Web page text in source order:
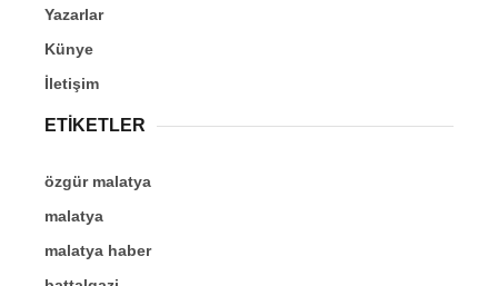
Yazarlar
Künye
İletişim
ETİKETLER
özgür malatya
malatya
malatya haber